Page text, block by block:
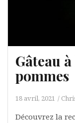
Gâteau
pommes
18 avril, 2021
Découvrez la